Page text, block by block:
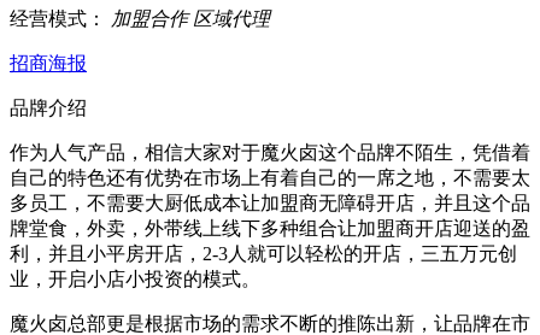
经营模式： 加盟合作 区域代理
招商海报
品牌介绍
作为人气产品，相信大家对于魔火卤这个品牌不陌生，凭借着
自己的特色还有优势在市场上有着自己的一席之地，不需要太
多员工，不需要大厨低成本让加盟商无障碍开店，并且这个品
牌堂食，外卖，外带线上线下多种组合让加盟商开店迎送的盈
利，并且小平房开店，2-3人就可以轻松的开店，三五万元创
业，开启小店小投资的模式。
魔火卤总部更是根据市场的需求不断的推陈出新，让品牌在市